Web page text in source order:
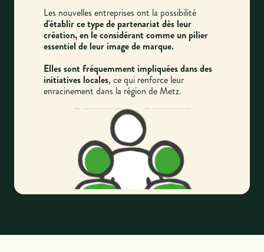
Les nouvelles entreprises ont la possibilité
d'établir ce type de partenariat dès leur
création, en le considérant comme un pilier
essentiel de leur image de marque.
Elles sont fréquemment impliquées dans des
initiatives locales, ce qui renforce leur
enracinement dans la région de Metz.